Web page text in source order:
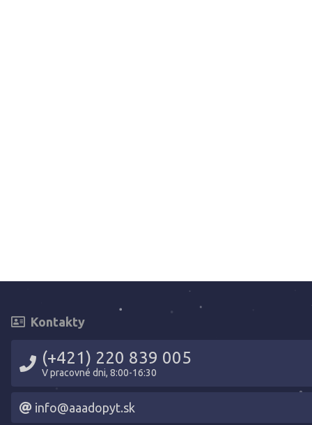
Kontakty
(+421) 220 839 005
V pracovné dni, 8:00-16:30
info@aaadopyt.sk